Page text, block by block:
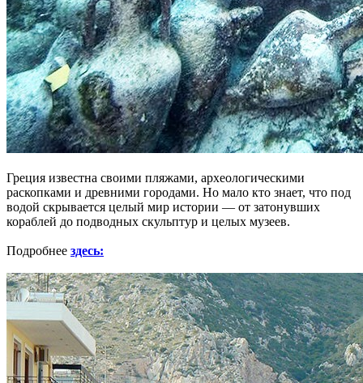
Греция известна своими пляжами, археологическими
раскопками и древними городами. Но мало кто знает, что под
водой скрывается целый мир истории — от затонувших
кораблей до подводных скульптур и целых музеев.
Подробнее здесь: